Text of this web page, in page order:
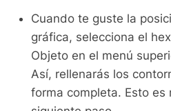
Cuando te guste la
gráfica, selecciona el
Objeto en el menú
Así, rellenarás los
forma completa. Esto